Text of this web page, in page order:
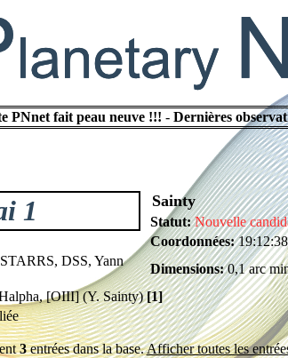
PNnet fait peau neuve !!! - Dernières
1 Sainty
Statut: Nouvelle
Coordonnées:
DSS, Yann
Dimensions:0,1 arc
[OIII] (Y. Sainty)[1]
3entrées dans la base.Afficher toutes les